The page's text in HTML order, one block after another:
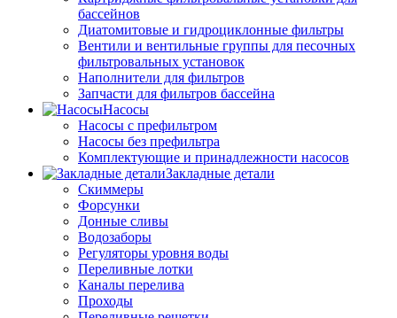
бассейнов
Диатомитовые и гидроциклонные фильтры
Вентили и вентильные группы для песочных
фильтровальных установок
Наполнители для фильтров
Запчасти для фильтров бассейна
Насосы
Насосы с префильтром
Насосы без префильтра
Комплектующие и принадлежности насосов
Закладные детали
Скиммеры
Форсунки
Донные сливы
Водозаборы
Регуляторы уровня воды
Переливные лотки
Каналы перелива
Проходы